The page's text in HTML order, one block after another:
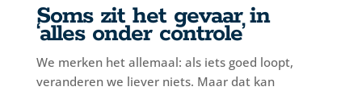
Soms zit het gevaar in
‘alles onder controle’
We merken het allemaal: als iets goed loopt,
veranderen we liever niets. Maar dat kan